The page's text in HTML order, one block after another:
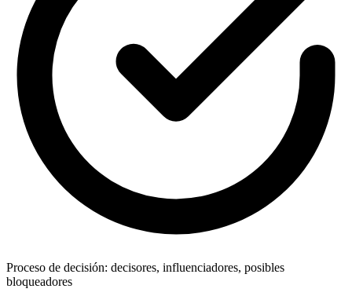
Proceso de decisión: decisores, influenciadores, posibles
bloqueadores